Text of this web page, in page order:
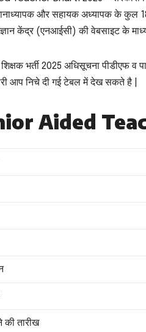
और सहायक अध्यापक के कुल
केंद्र (एनआईसी) की वेबसाइट के
भर्ती 2025 अधिसूचना पीडीएफ
आप निचे दी गई टेबल में देख सकते है |
Aided
तारीख